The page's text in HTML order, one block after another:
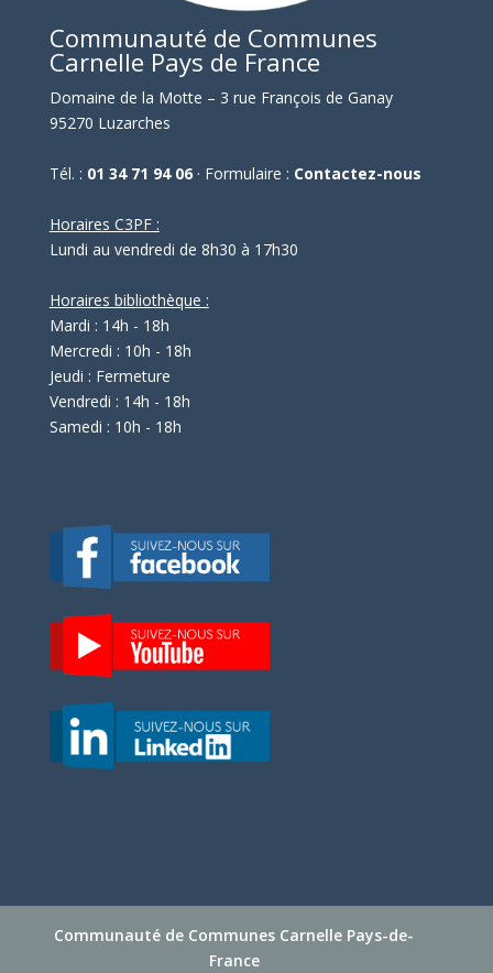
Communauté de Communes
Carnelle Pays de France
Domaine de la Motte – 3 rue François de Ganay
95270 Luzarches
Tél. : 01 34 71 94 06· Formulaire : Contactez-nous
Horaires C3PF :
Lundi au vendredi de 8h30 à 17h30
Horaires bibliothèque :
Mardi : 14h - 18h
Mercredi : 10h - 18h
Jeudi : Fermeture
Vendredi : 14h - 18h
Samedi : 10h - 18h
Communauté de Communes Carnelle Pays-de-
France